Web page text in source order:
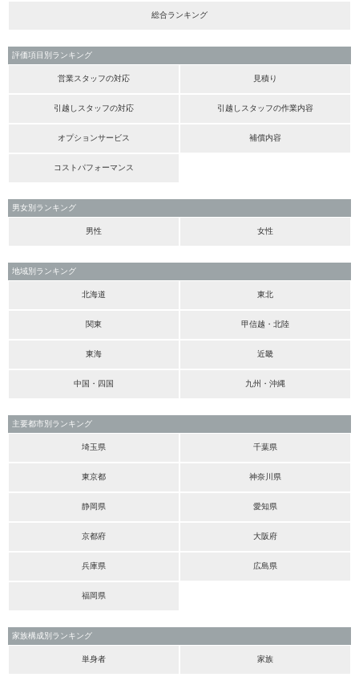
総合ランキング
評価項目別ランキング
営業スタッフの対応 見積り
引越しスタッフの対応 引越しスタッフの作業内容
オプションサービス 補償内容
コストパフォーマンス
男女別ランキング
男性 女性
地域別ランキング
北海道 東北
関東 甲信越・北陸
東海 近畿
中国・四国 九州・沖縄
主要都市別ランキング
埼玉県 千葉県
東京都 神奈川県
静岡県 愛知県
京都府 大阪府
兵庫県 広島県
福岡県
家族構成別ランキング
単身者 家族